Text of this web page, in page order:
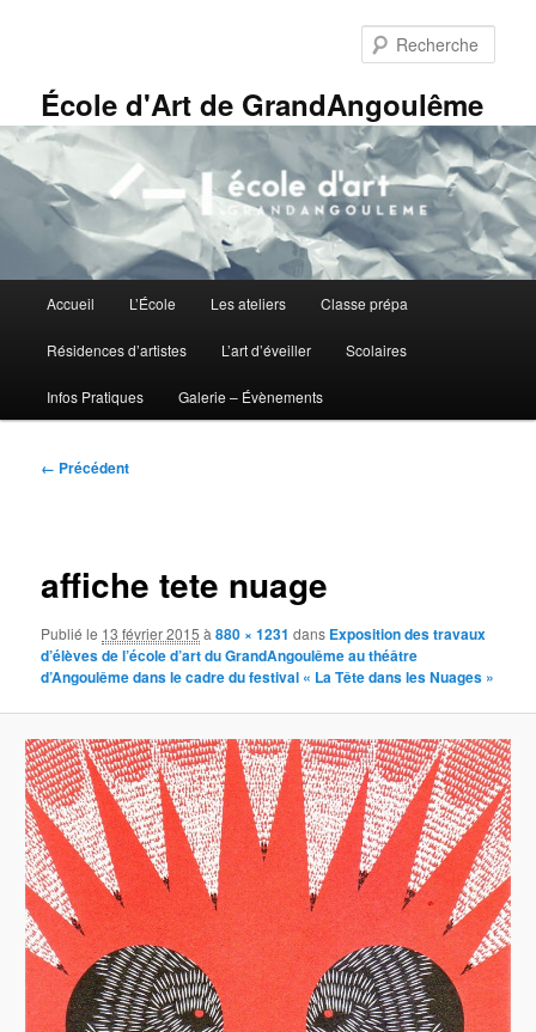
principalÉcole d'Art de GrandAngoulême
principal
Accueil L’École Les ateliers Classe prépa
Résidences d’artistes L’art d’éveiller Scolaires
Infos Pratiques Galerie – Évènements
Navigation
← Précédent
affiche tete nuage
Publié le 13 février 2015 à880 × 1231 dans Exposition des travaux
d’élèves de l’école d’art du GrandAngoulême au théâtre
d’Angoulême dans le cadre du festival « La Tête dans les Nuages »